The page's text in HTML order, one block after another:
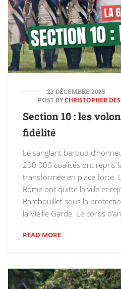
23 DÉCEMBRE 2025
POST BYCHRISTOPHER
Section 10 : les
fidélité
Le sanglant baroud
200 000 coalisés ont repris
transformée en place forte.
Rome ont quitté la ville et
Rambouillet sous la
la Vieille Garde. Le corps
READ MORE